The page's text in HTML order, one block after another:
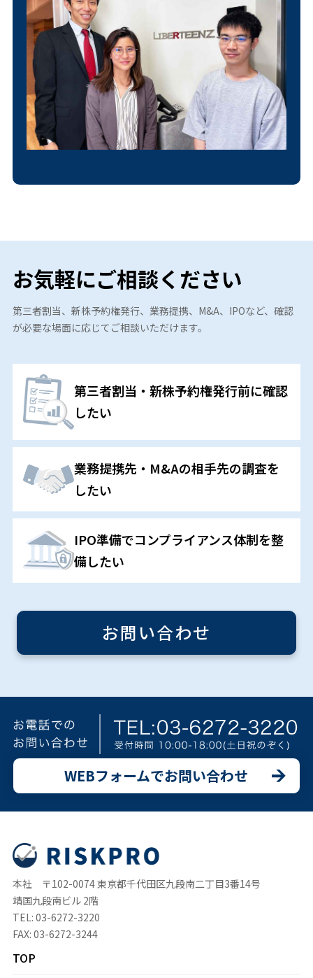
お気軽にご相談ください
第三者割当、新株予約権発行、業務提携、M&A、IPOなど、確認
が必要な場面に応じてご相談いただけます。
第三者割当・新株予約権発行前に確認
したい
業務提携先・M&Aの相手先の調査を
したい
IPO準備でコンプライアンス体制を整
備したい
お問い合わせ
WEBフォームでお問い合わせ
本社 〒102-0074 東京都千代田区九段南二丁目3番14号
靖国九段南ビル 2階
TEL: 03-6272-3220
FAX: 03-6272-3244
TOP